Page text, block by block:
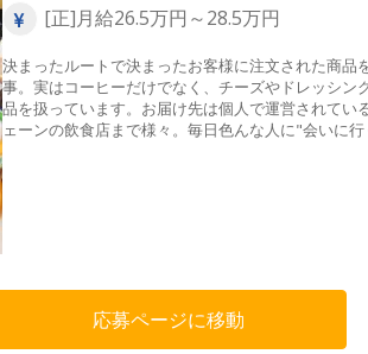
[正]月給26.5万円～28.5万円
決まったルートで決まったお客様に注文された商品
事。実はコーヒーだけでなく、チーズやドレッシン
品を扱っています。お届け先は個人で運営されてい
ェーンの飲食店まで様々。毎日色んな人に"会いに
今いるスタッフも半分以上が未経験スタート!最初は
ートや仕事の流れを覚えられます。仕事のコツや不
す。
応募ページに移動